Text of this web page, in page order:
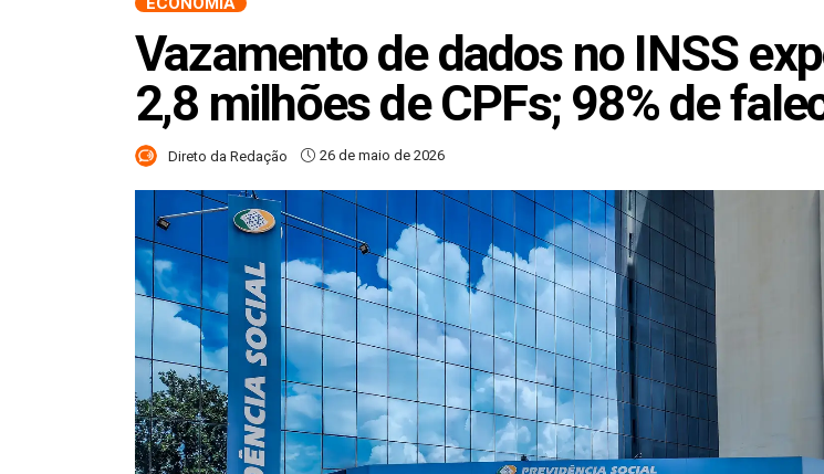
Vazamento de dados no INSS
2,8 milhões de CPFs; 98% de
Direto da Redação 26 de maio de 2026